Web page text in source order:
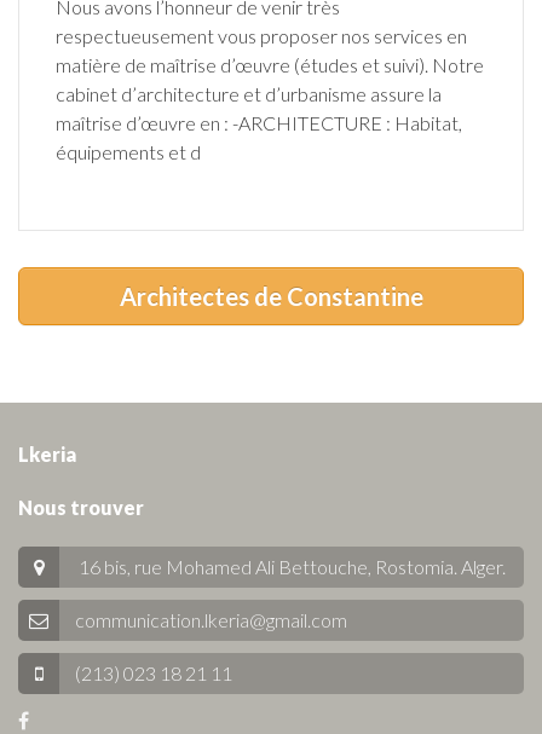
Nous avons l’honneur de venir très
respectueusement vous proposer nos services en
matière de maîtrise d’œuvre (études et suivi). Notre
cabinet d’architecture et d’urbanisme assure la
maîtrise d’œuvre en : -ARCHITECTURE : Habitat,
équipements et d
Architectes de Constantine
Lkeria
Nous trouver
16 bis, rue Mohamed Ali Bettouche, Rostomia. Alger.
communication.lkeria@gmail.com
(213) 023 18 21 11